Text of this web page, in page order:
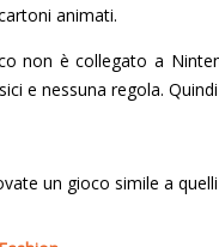
animati.
non è collegato a
e nessuna regola.
un gioco simile a